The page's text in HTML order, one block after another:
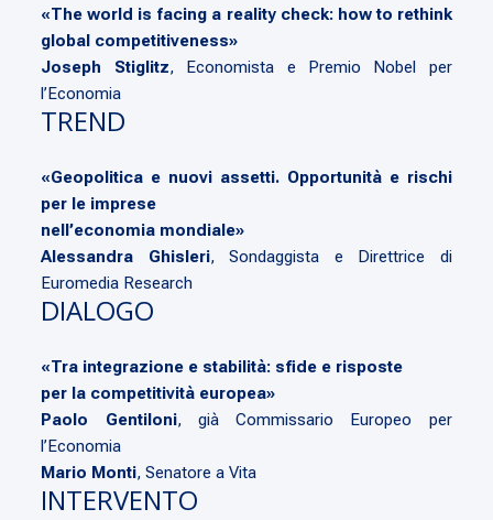
«The world is facing a reality check: how to rethink
global competitiveness»
Joseph Stiglitz, Economista e Premio Nobel per
l’Economia
TREND
«Geopolitica e nuovi assetti. Opportunità e rischi
per le imprese
nell’economia mondiale»
Alessandra Ghisleri, Sondaggista e Direttrice di
Euromedia Research
DIALOGO
«Tra integrazione e stabilità: sfide e risposte
per la competitività europea»
Paolo Gentiloni, già Commissario Europeo per
l’Economia
Mario Monti, Senatore a Vita
INTERVENTO